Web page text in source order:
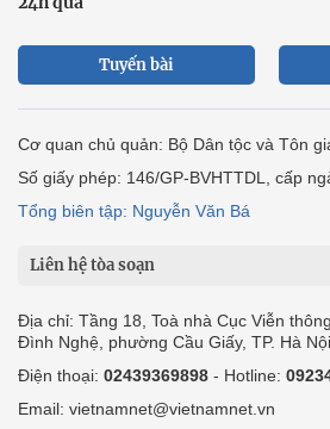
Tuyến bài
Cơ quan chủ quản: Bộ Dân tộc và Tôn
Số giấy phép: 146/GP-BVHTTDL, cấp
Tổng biên tập: Nguyễn Văn Bá
Liên hệ tòa soạn
Địa chỉ: Tầng 18, Toà nhà Cục Viễn
Đình Nghệ, phường Cầu Giấy, TP. Hà Nội.
Điện thoại: 02439369898 - Hotline:
Email: vietnamnet@vietnamnet.vn